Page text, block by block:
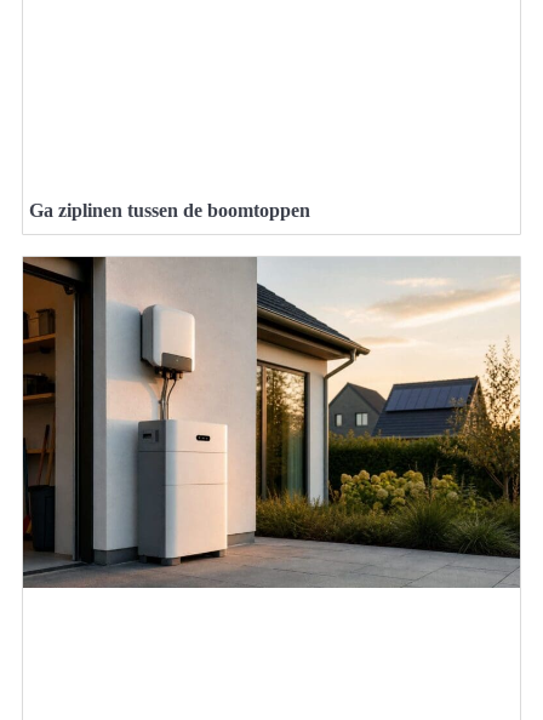
Ga ziplinen tussen de boomtoppen